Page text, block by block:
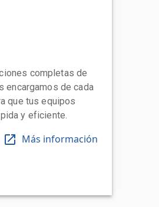
completas de
encargamos de cada
que tus equipos
y eficiente.
Más información